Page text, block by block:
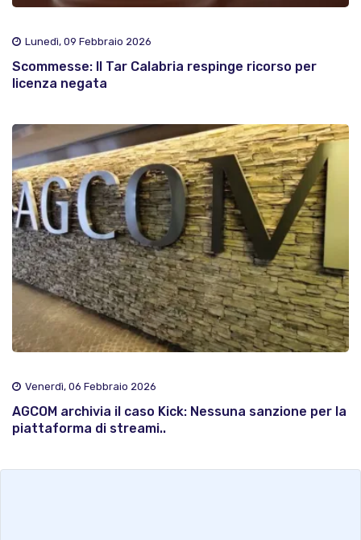
Lunedì, 09 Febbraio 2026
Scommesse: Il Tar Calabria respinge ricorso per
licenza negata
Venerdì, 06 Febbraio 2026
AGCOM archivia il caso Kick: Nessuna sanzione per la
piattaforma di streami..